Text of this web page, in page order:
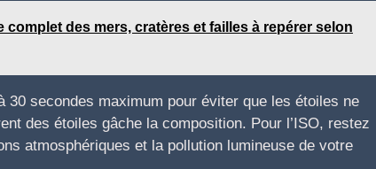
des mers, cratères et failles à repérer selon
30 secondes maximum pour éviter que les étoiles ne
des étoiles gâche la composition. Pour l’ISO, restez
atmosphériques et la pollution lumineuse de votre